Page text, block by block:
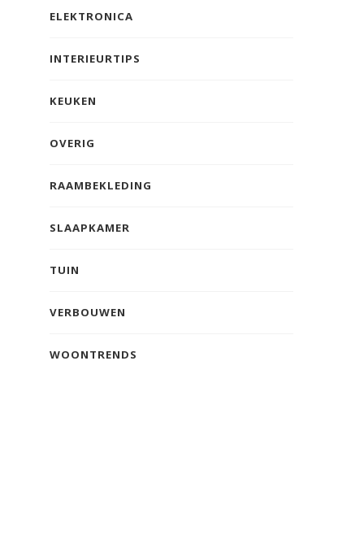
ELEKTRONICA
INTERIEURTIPS
KEUKEN
OVERIG
RAAMBEKLEDING
SLAAPKAMER
TUIN
VERBOUWEN
WOONTRENDS